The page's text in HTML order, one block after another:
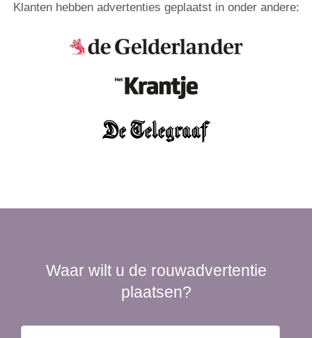
Klanten hebben advertenties geplaatst in onder andere:
Waar wilt u de rouwadvertentie
plaatsen?